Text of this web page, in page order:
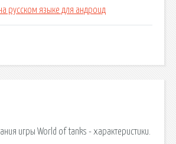
русском языке для андроид
игры World of tanks - характеристики.